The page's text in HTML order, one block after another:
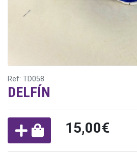
Ref: TD058
DELFÍN
15,00€